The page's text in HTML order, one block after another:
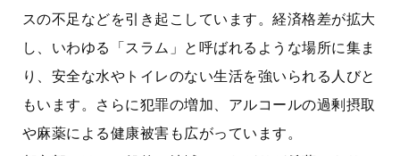
スの不足などを引き起こしています。経済格差が拡大
し、いわゆる「スラム」と呼ばれるような場所に集ま
り、安全な水やトイレのない生活を強いられる人びと
もいます。さらに犯罪の増加、アルコールの過剰摂取
や麻薬による健康被害も広がっています。